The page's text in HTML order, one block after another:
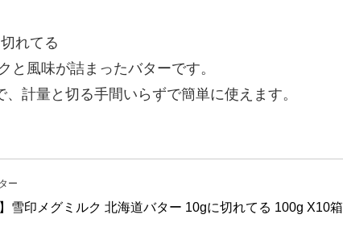
れてる
と風味が詰まったバターです。
計量と切る手間いらずで簡単に使えます。
ー
】雪印メグミルク 北海道バター 10gに切れてる 100g X10箱